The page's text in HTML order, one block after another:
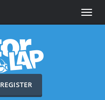
Toggle
REGISTER